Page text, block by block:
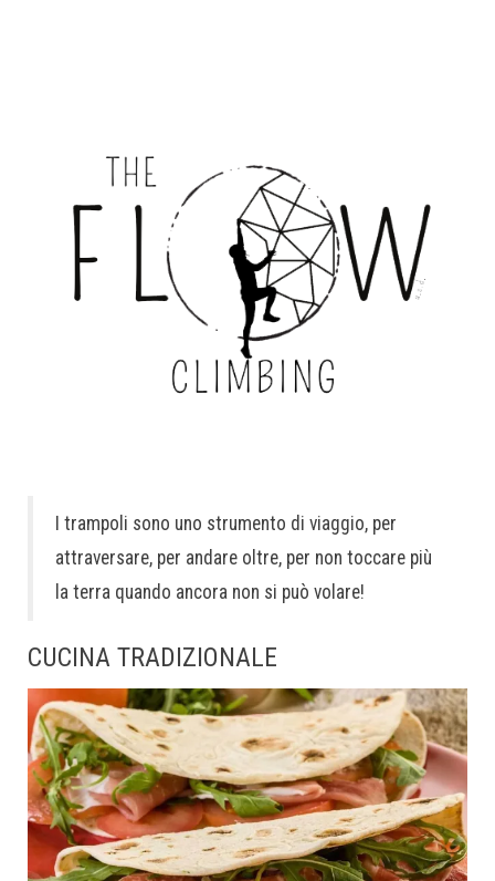
I trampoli sono uno strumento di viaggio, per
attraversare, per andare oltre, per non toccare più
la terra quando ancora non si può volare!
CUCINA TRADIZIONALE